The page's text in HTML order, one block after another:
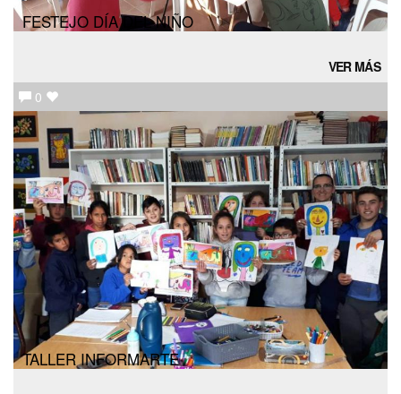
FESTEJO DÍA DEL NIÑO
VER MÁS
0
TALLER INFORMARTE